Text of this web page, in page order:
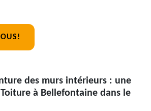
des murs intérieurs : une
à Bellefontaine dans le